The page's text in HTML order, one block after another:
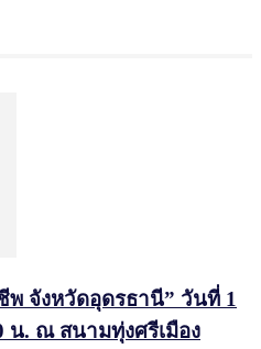
จังหวัดอุดรธานี” วันที่ 1
น. ณ สนามทุ่งศรีเมือง